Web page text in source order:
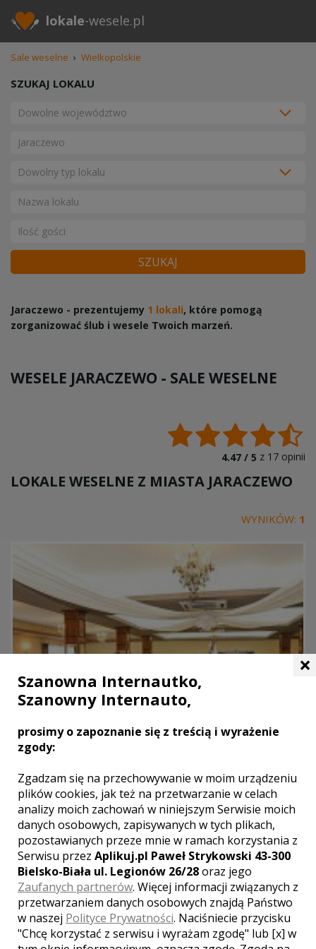
lokale-wesele.pl
Sale weselne › Wielkopolskie
SZUKAJ LOKALU
SZUKAJ
Jaraczewo - prezentujemy 1 lokali, które pomogą
zorganizować ślub i wesele Twoich marzeń.
WESELE JARACZEWO - SALE WESELNE
4.47 / 5 z 17 opinii
LOKALE WESELNE Z MIASTA JARACZEWO
WYNIKÓW: 1
Sala Glinkowscy
Jaraczewo
Sala Bankietowa - K&M Glinkowscy to wspaniała przestrzeń na
wesela i bankiety. Personel Sali zapewnia wyśmienite jedzenie i
uśmiechnięta, profesjonalna obsługę. Do dyspozycji naszych
Par młodych Audi Q5 i ...
×
Szanowna Internautko,
Szanowny Internauto,
prosimy o zapoznanie się z treścią i wyrażenie
zgody:
Zgadzam się na przechowywanie w moim urządzeniu
plików cookies, jak też na przetwarzanie w celach
analizy moich zachowań w niniejszym Serwisie moich
danych osobowych, zapisywanych w tych plikach,
pozostawianych przeze mnie w ramach korzystania z
Serwisu przez Aplikuj.pl Paweł Strykowski 43-300
Bielsko-Biała ul. Legionów 26/28oraz jego
Zaufanych partnerów. Więcej informacji związanych z
przetwarzaniem danych osobowych znajdą Państwo
w naszej Polityce Prywatności. Naciśniecie przycisku
"Chcę korzystać z serwisu i wyrażam zgodę" lub [x] w